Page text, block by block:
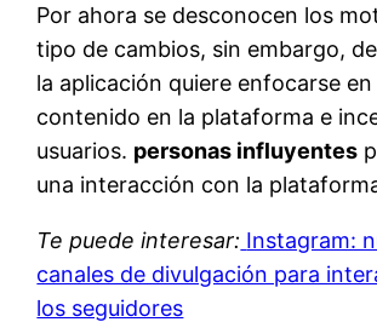
Por ahora se desconocen los
tipo de cambios, sin embargo,
la aplicación quiere enfocarse
contenido en la plataforma e
usuarios. personas influyentes
una interacción con la
Te puede interesar: Instagram:
canales de divulgación para
los seguidores